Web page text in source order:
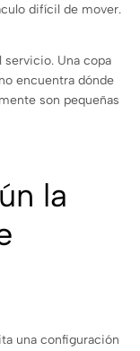
difícil de mover.
servicio. Una copa
encuentra dónde
son pequeñas
la
una configuración